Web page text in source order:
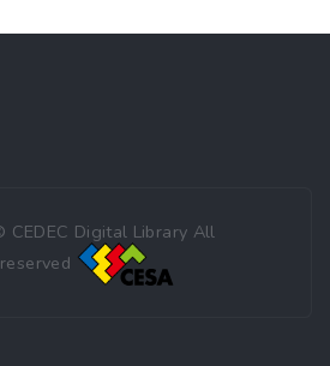
CEDEC Digital Library All